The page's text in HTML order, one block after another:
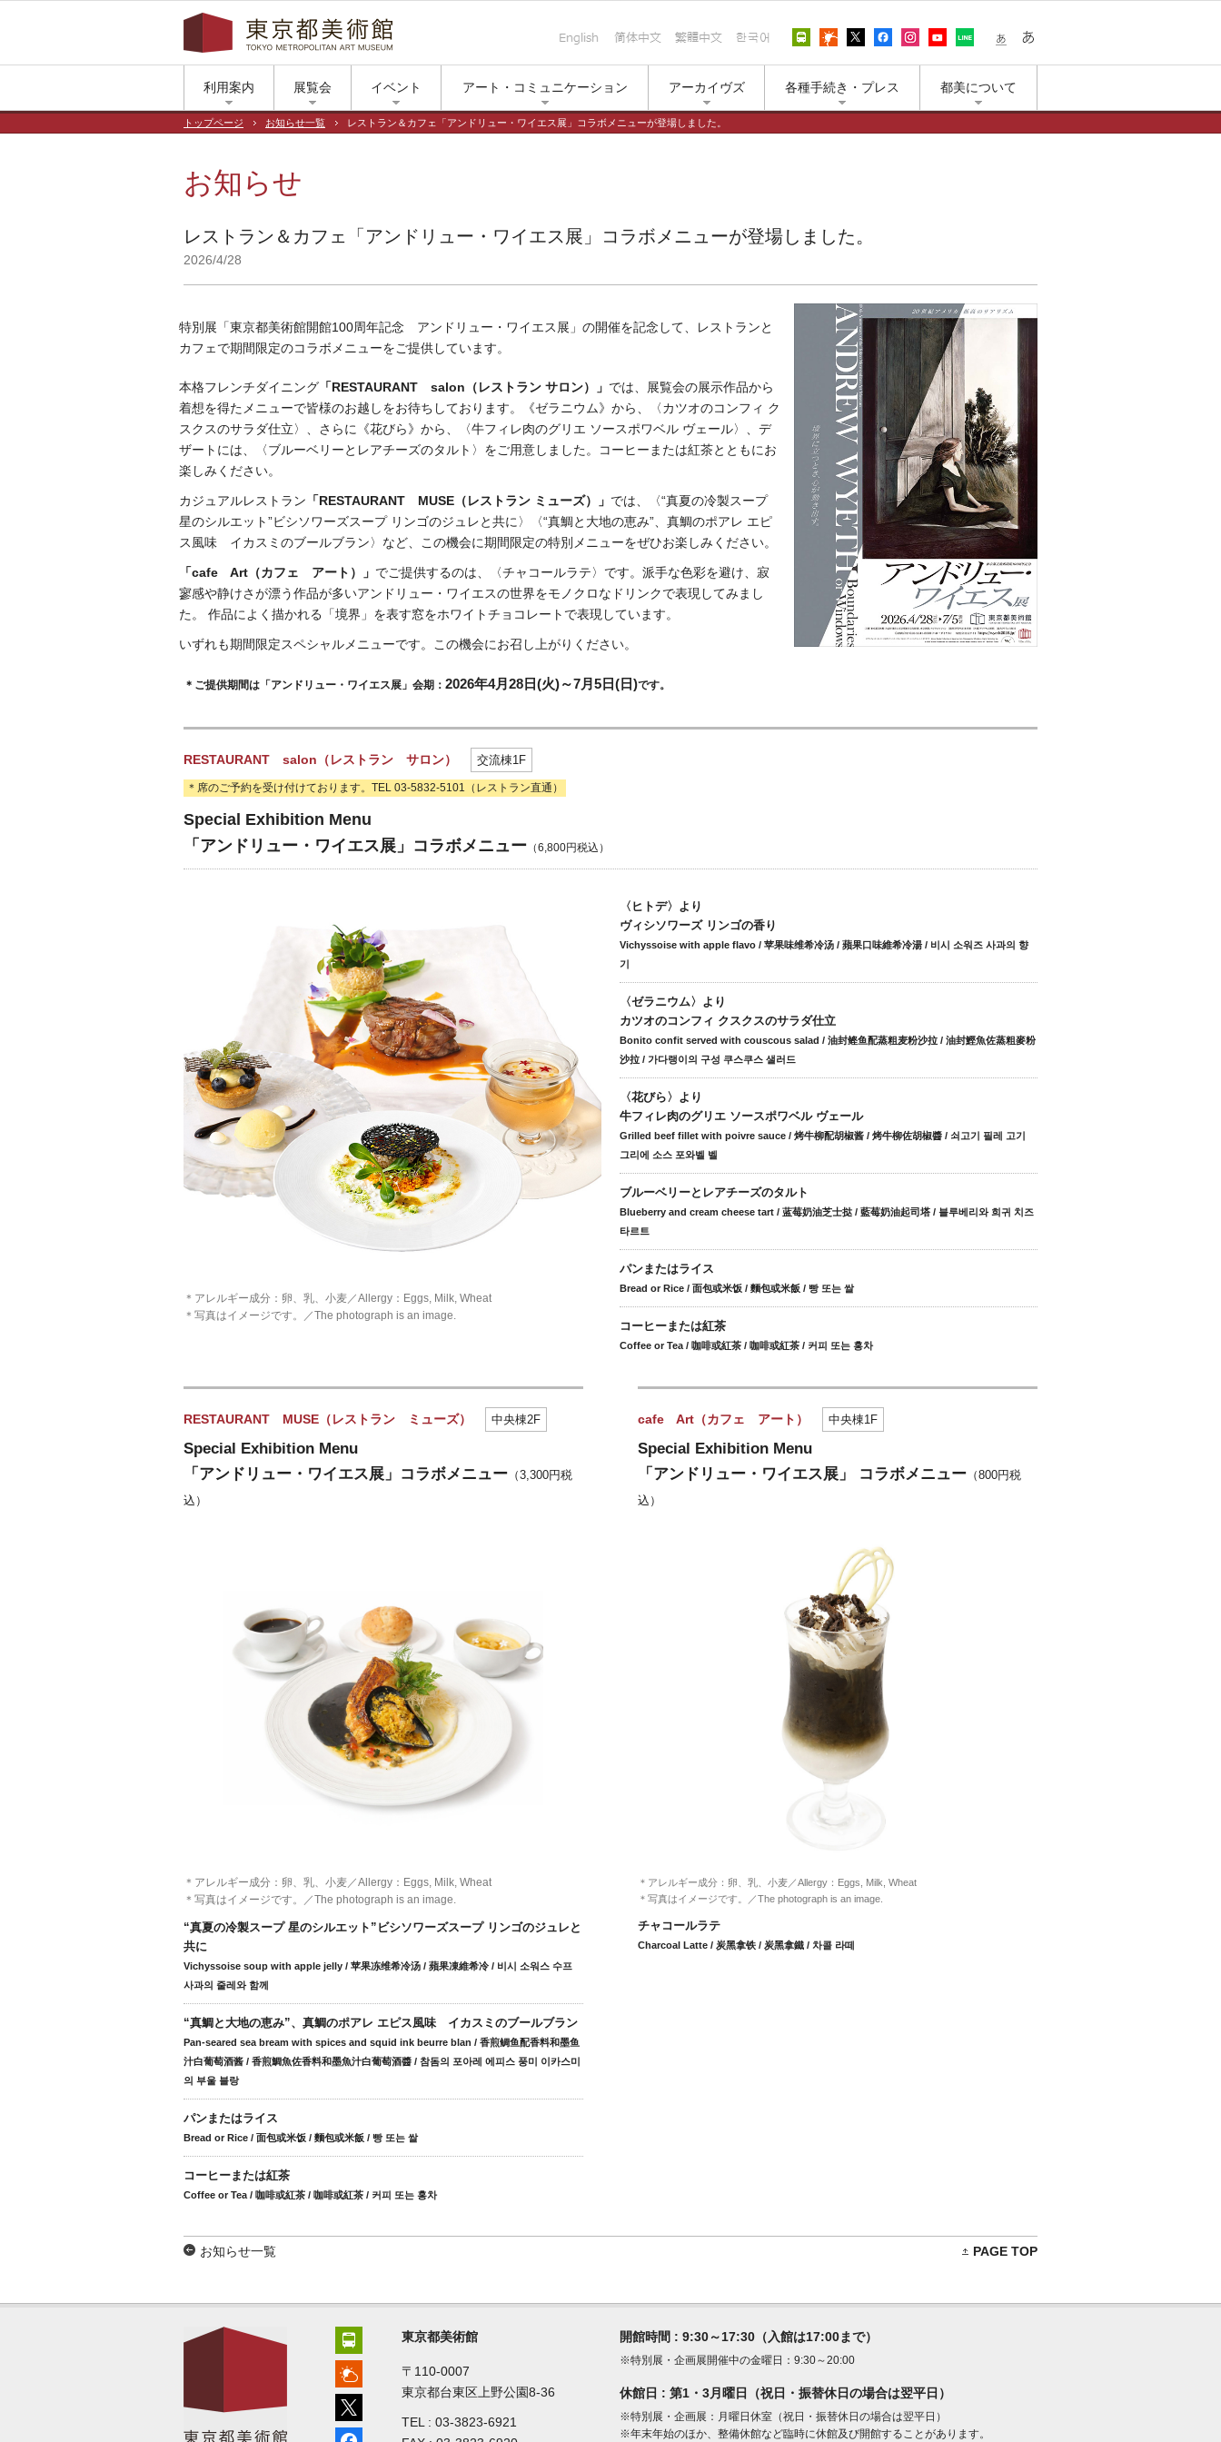
English 简体中文 繁體中文 한국어 アクセス上野公園の天気
エックス（旧ツイッター）
フェイスブック
インスタグラム
ユーチューブ
LINE 小さな文字
利用案内 展覧会 イベント アート・コミュニケーション アーカイヴズ 各種手続き・プレス 都美について
トップページ お知らせ一覧 レストラン＆カフェ「アンドリュー・ワイエス展」コラボメニューが登場しました。
お知らせ
レストラン＆カフェ「アンドリュー・ワイエス展」コラボメニューが登場しました。
2026/4/28
特別展「東京都美術館開館100周年記念 アンドリュー・ワイエス展」の開催を記念して、レストランと
カフェで期間限定のコラボメニューをご提供しています。
本格フレンチダイニング 「RESTAURANT salon（レストラン サロン）」 では、展覧会の展示作品から
着想を得たメニューで皆様のお越しをお待ちしております。《ゼラニウム》から、〈カツオのコンフィ ク
スクスのサラダ仕立〉、さらに《花びら》から、〈牛フィレ肉のグリエ ソースポワベル ヴェール〉、デ
ザートには、〈ブルーベリーとレアチーズのタルト〉をご用意しました。コーヒーまたは紅茶とともにお
楽しみください。
カジュアルレストラン 「RESTAURANT MUSE（レストラン ミューズ）」 では、〈“真夏の冷製スープ
星のシルエット”ビシソワーズスープ リンゴのジュレと共に〉〈“真鯛と大地の恵み”、真鯛のポアレ エピ
ス風味 イカスミのブールブラン〉など、この機会に期間限定の特別メニューをぜひお楽しみください。
「cafe Art（カフェ アート）」 でご提供するのは、〈チャコールラテ〉です。派手な色彩を避け、寂
寥感や静けさが漂う作品が多いアンドリュー・ワイエスの世界をモノクロなドリンクで表現してみまし
た。 作品によく描かれる「境界」を表す窓をホワイトチョコレートで表現しています。
いずれも期間限定スペシャルメニューです。この機会にお召し上がりください。
＊ご提供期間は「アンドリュー・ワイエス展」会期： 2026年4月28日(火)～7月5日(日)です。
RESTAURANT salon（レストラン サロン） 交流棟1F
＊席のご予約を受け付けております。 TEL 03-5832-5101（レストラン直通）
Special Exhibition Menu
「アンドリュー・ワイエス展」コラボメニュー （6,800円税込）
＊アレルギー成分：卵、乳、小麦／Allergy：Eggs, Milk, Wheat
＊写真はイメージです。／The photograph is an image.
〈ヒトデ〉より
ヴィシソワーズ リンゴの香り
Vichyssoise with apple flavo / 苹果味维希冷汤 / 蘋果口味維希冷湯 / 비시 소워즈 사과의 향
기
〈ゼラニウム〉より
カツオのコンフィ クスクスのサラダ仕立
Bonito confit served with couscous salad / 油封鲣鱼配蒸粗麦粉沙拉 / 油封鰹魚佐蒸粗麥粉
沙拉 / 가다랭이의 구성 쿠스쿠스 샐러드
〈花びら〉より
牛フィレ肉のグリエ ソースポワベル ヴェール
Grilled beef fillet with poivre sauce / 烤牛柳配胡椒酱 / 烤牛柳佐胡椒醬 / 쇠고기 필레 고기
그리에 소스 포와벨 벨
ブルーベリーとレアチーズのタルト
Blueberry and cream cheese tart / 蓝莓奶油芝士挞 / 藍莓奶油起司塔 / 블루베리와 희귀 치즈
타르트
パンまたはライス
Bread or Rice / 面包或米饭 / 麵包或米飯 / 빵 또는 쌀
コーヒーまたは紅茶
Coffee or Tea / 咖啡或紅茶 / 咖啡或紅茶 / 커피 또는 홍차
RESTAURANT MUSE（レストラン ミューズ） 中央棟2F
Special Exhibition Menu
「アンドリュー・ワイエス展」コラボメニュー （3,300円税
込）
＊アレルギー成分：卵、乳、小麦／Allergy：Eggs, Milk, Wheat
＊写真はイメージです。／The photograph is an image.
“真夏の冷製スープ 星のシルエット”ビシソワーズスープ リンゴのジュレと
共に
Vichyssoise soup with apple jelly / 苹果冻维希冷汤 / 蘋果凍維希冷 / 비시 소워스 수프
사과의 줄레와 함께
“真鯛と大地の恵み”、真鯛のポアレ エピス風味 イカスミのブールブラン
Pan-seared sea bream with spices and squid ink beurre blan / 香煎鲷鱼配香料和墨鱼
汁白葡萄酒酱 / 香煎鯛魚佐香料和墨魚汁白葡萄酒醬 / 참돔의 포아레 에피스 풍미 이카스미
의 부울 블랑
パンまたはライス
Bread or Rice / 面包或米饭 / 麵包或米飯 / 빵 또는 쌀
コーヒーまたは紅茶
Coffee or Tea / 咖啡或紅茶 / 咖啡或紅茶 / 커피 또는 홍차
cafe Art（カフェ アート） 中央棟1F
Special Exhibition Menu
「アンドリュー・ワイエス展」 コラボメニュー （800円税
込）
＊アレルギー成分：卵、乳、小麦／Allergy：Eggs, Milk, Wheat
＊写真はイメージです。／The photograph is an image.
チャコールラテ
Charcoal Latte / 炭黑拿铁 / 炭黑拿鐵 / 차콜 라떼
お知らせ一覧 PAGE TOP
東京都美術館
〒110-0007
東京都台東区上野公園8-36
TEL : 03-3823-6921
開館時間 : 9:30～17:30（入館は17:00まで）
※特別展・企画展開催中の金曜日：9:30～20:00
休館日 : 第1・3月曜日（祝日・振替休日の場合は翌平日）
※特別展・企画展：月曜日休室（祝日・振替休日の場合は翌平日）
※年末年始のほか、整備休館など臨時に休館及び開館することがあります。